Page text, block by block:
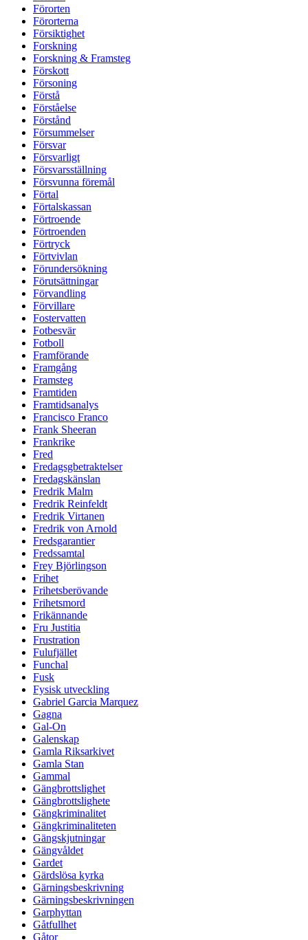
Förorten
Förorterna
Försiktighet
Forskning
Forskning & Framsteg
Förskott
Försoning
Förstå
Förståelse
Förstånd
Försummelser
Försvar
Försvarligt
Försvarsställning
Försvunna föremål
Förtal
Förtalskassan
Förtroende
Förtroenden
Förtryck
Förtvivlan
Förundersökning
Förutsättningar
Förvandling
Förvillare
Fostervatten
Fotbesvär
Fotboll
Framförande
Framgång
Framsteg
Framtiden
Framtidsanalys
Francisco Franco
Frank Sheeran
Frankrike
Fred
Fredagsgbetraktelser
Fredagskänslan
Fredrik Malm
Fredrik Reinfeldt
Fredrik Virtanen
Fredrik von Arnold
Fredsgarantier
Fredssamtal
Frey Björlingson
Frihet
Frihetsberövande
Frihetsmord
Frikännande
Fru Justitia
Frustration
Fulufjället
Funchal
Fusk
Fysisk utveckling
Gabriel Garcia Marquez
Gagna
Gal-On
Galenskap
Gamla Riksarkivet
Gamla Stan
Gammal
Gängbrottslighet
Gängbrottslighete
Gängkriminalitet
Gängkriminaliteten
Gängskjutningar
Gängvåldet
Gardet
Gärdslösa kyrka
Gärningsbeskrivning
Gärningsbeskrivningen
Garphyttan
Gåtfullhet
Gåtor